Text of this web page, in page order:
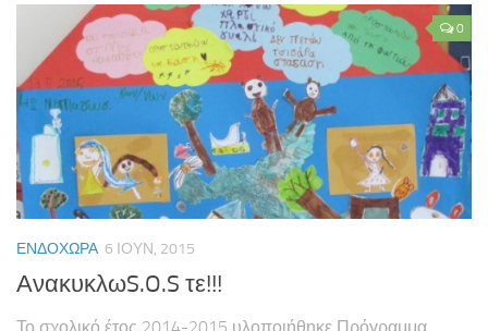
0
ΕΝΔΟΧΏΡΑ 6 ΙΟΥΝ, 2015
ΑνακυκλωS.O.S τε!!!